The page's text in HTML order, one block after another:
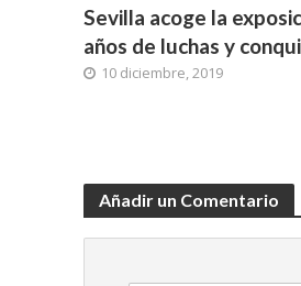
Sevilla acoge la
años de luchas y
10 diciembre, 2019
Añadir un Comentario